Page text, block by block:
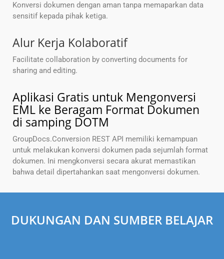
Konversi dokumen dengan aman tanpa memaparkan data
sensitif kepada pihak ketiga.
Alur Kerja Kolaboratif
Facilitate collaboration by converting documents for
sharing and editing.
Aplikasi Gratis untuk Mengonversi
EML ke Beragam Format Dokumen
di samping DOTM
GroupDocs.Conversion REST API memiliki kemampuan
untuk melakukan konversi dokumen pada sejumlah format
dokumen. Ini mengkonversi secara akurat memastikan
bahwa detail dipertahankan saat mengonversi dokumen.
DUKUNGAN DAN SUMBER BELAJAR